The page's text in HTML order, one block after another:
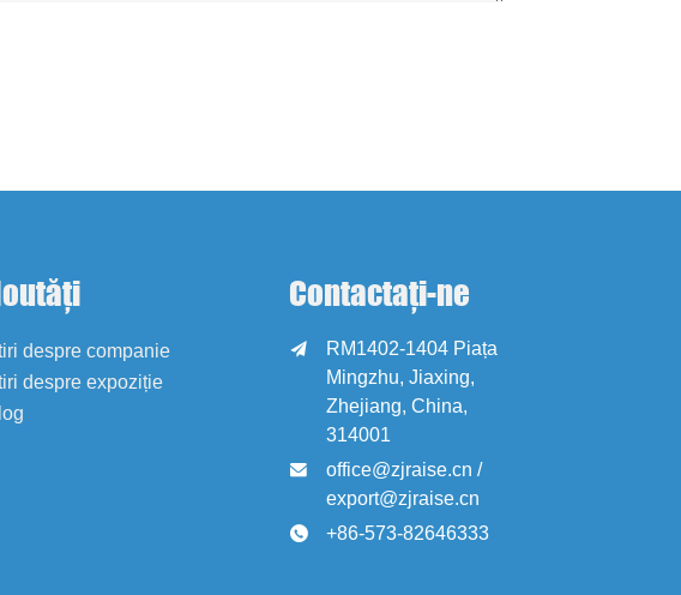
despre companie
despre expoziție
Contactați-ne

RM1402-1404 Piața
Mingzhu, Jiaxing,
Zhejiang, China,
314001

office@zjraise.cn /
export@zjraise.cn
 +86-573-82646333